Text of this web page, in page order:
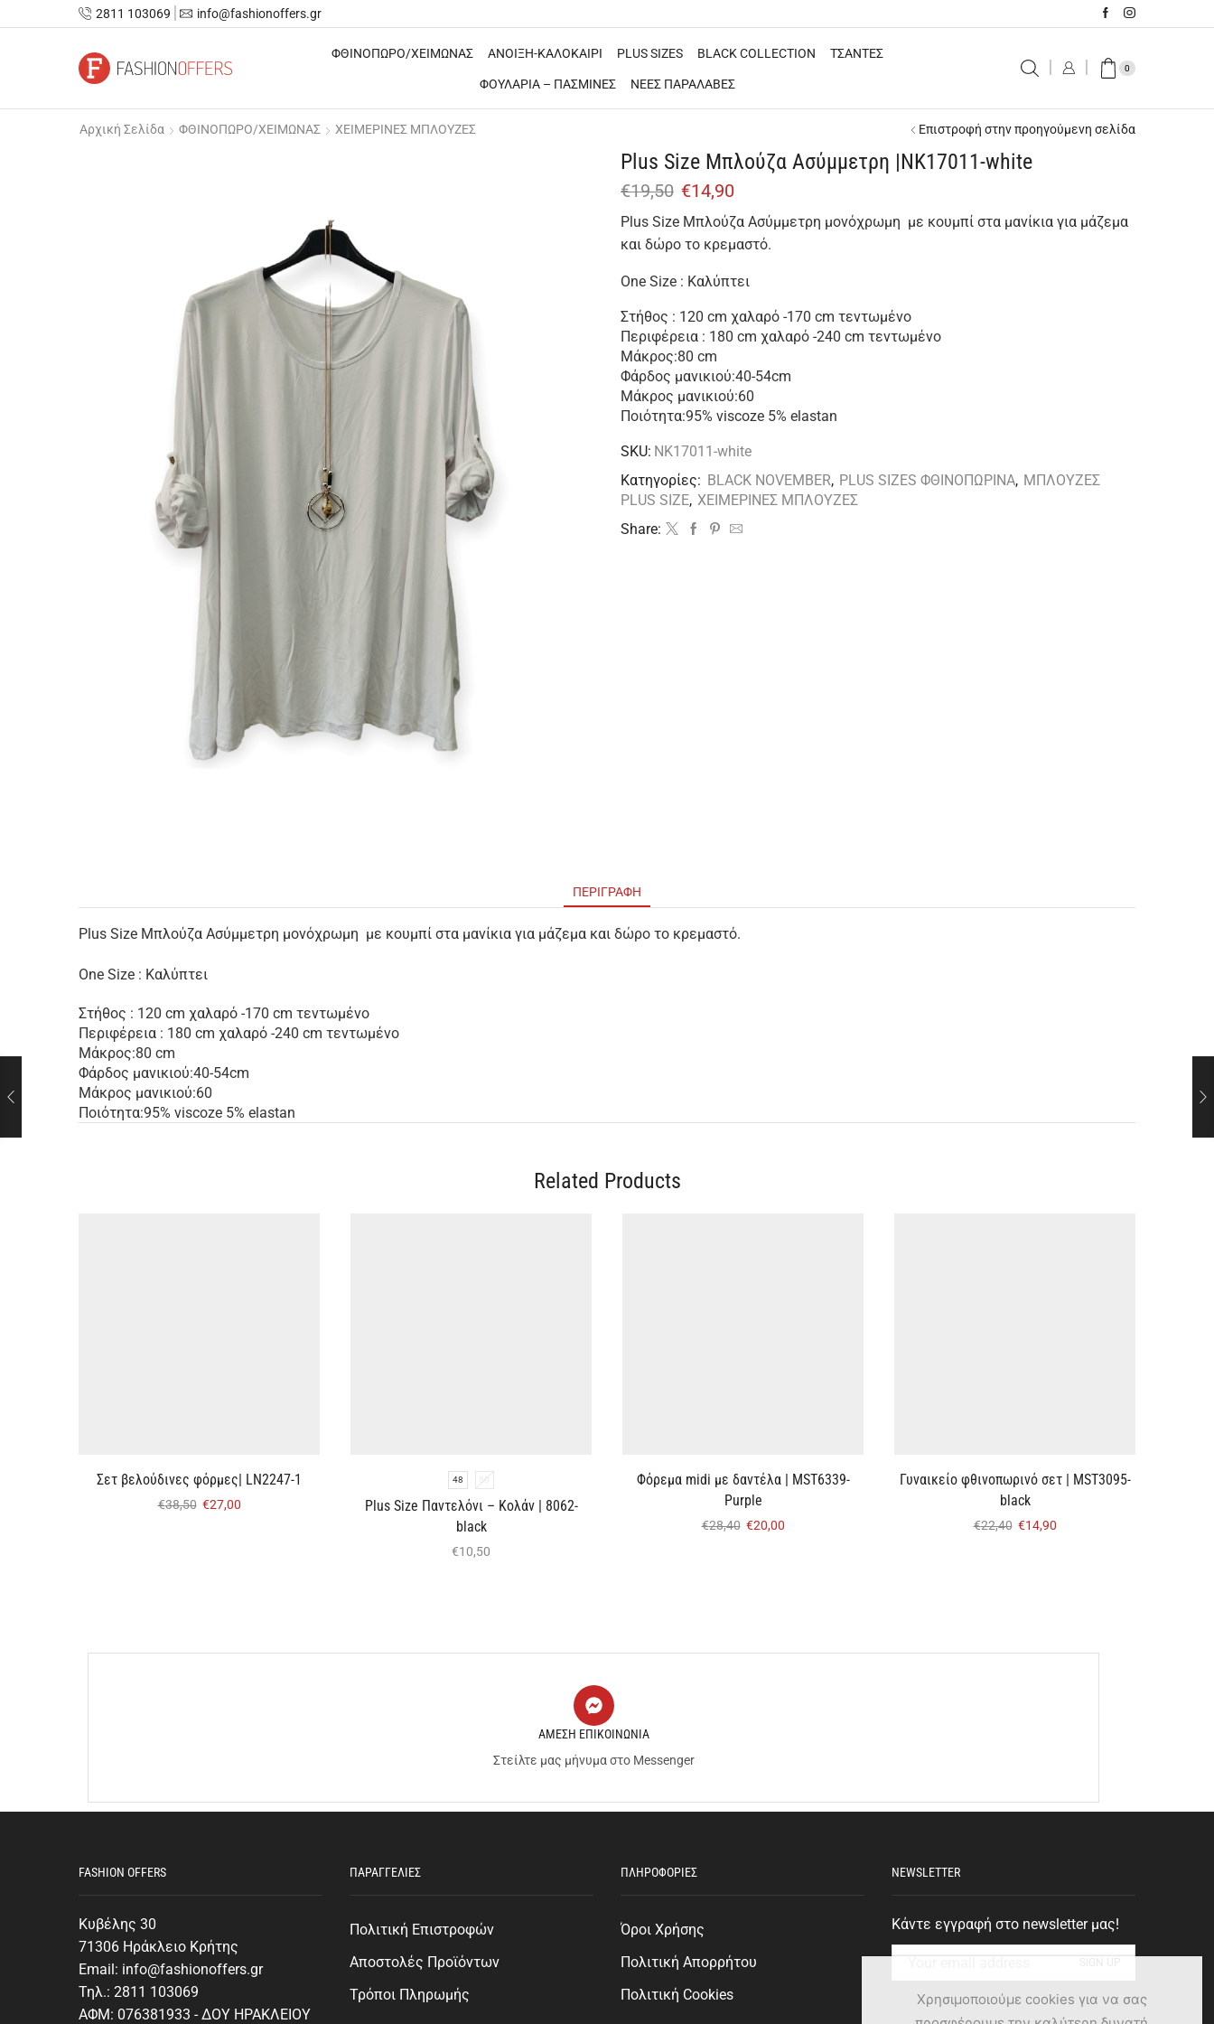
2811 103069 info@fashionoffers.gr
ΦΘΙΝΟΠΩΡΟ/ΧΕΙΜΩΝΑΣ ΑΝΟΙΞΗ-ΚΑΛΟΚΑΙΡΙ PLUS SIZES BLACK COLLECTION ΤΣΑΝΤΕΣ
ΦΟΥΛΑΡΙΑ – ΠΑΣΜΙΝΕΣ ΝΕΕΣ ΠΑΡΑΛΑΒΕΣ
0
Αρχική Σελίδα ΦΘΙΝΟΠΩΡΟ/ΧΕΙΜΩΝΑΣ ΧΕΙΜΕΡΙΝΕΣ ΜΠΛΟΥΖΕΣ Επιστροφή στην προηγούμενη σελίδα
Plus Size Μπλούζα Ασύμμετρη |NK17011-white
€19,50 €14,90
Plus Size Μπλούζα Ασύμμετρη μονόχρωμη με κουμπί στα μανίκια για μάζεμα
και δώρο το κρεμαστό.
One Size : Καλύπτει
Στήθος : 120 cm χαλαρό -170 cm τεντωμένο
Περιφέρεια : 180 cm χαλαρό -240 cm τεντωμένο
Μάκρος:80 cm
Φάρδος μανικιού:40-54cm
Μάκρος μανικιού:60
Ποιότητα:95% viscoze 5% elastan
SKU: NK17011-white
Κατηγορίες: BLACK NOVEMBER, PLUS SIZES ΦΘΙΝΟΠΩΡΙΝΑ, ΜΠΛΟΥΖΕΣ
PLUS SIZE, ΧΕΙΜΕΡΙΝΕΣ ΜΠΛΟΥΖΕΣ
Share:
ΠΕΡΙΓΡΑΦΉ
Plus Size Μπλούζα Ασύμμετρη μονόχρωμη με κουμπί στα μανίκια για μάζεμα και δώρο το κρεμαστό.
One Size : Καλύπτει
Στήθος : 120 cm χαλαρό -170 cm τεντωμένο
Περιφέρεια : 180 cm χαλαρό -240 cm τεντωμένο
Μάκρος:80 cm
Φάρδος μανικιού:40-54cm
Μάκρος μανικιού:60
Ποιότητα:95% viscoze 5% elastan
Related Products
Σετ βελούδινες φόρμες| LN2247-1
€38,50 €27,00
48 50
Plus Size Παντελόνι – Κολάν | 8062-
black
€10,50
Φόρεμα midi με δαντέλα | MST6339-
Purple
€28,40 €20,00
Γυναικείο φθινοπωρινό σετ | MST3095-
black
€22,40 €14,90
ΑΜΕΣΗ ΕΠΙΚΟΙΝΩΝΙΑ
Στείλτε μας μήνυμα στο Messenger
FASHION OFFERS
Κυβέλης 30
71306 Ηράκλειο Κρήτης
Email: info@fashionoffers.gr
Τηλ.: 2811 103069
ΑΦΜ: 076381933 - ΔΟΥ ΗΡΑΚΛΕΙΟΥ
ΠΑΡΑΓΓΕΛΙΕΣ
Πολιτική Επιστροφών
Αποστολές Προϊόντων
Τρόποι Πληρωμής
ΠΛΗΡΟΦΟΡΙΕΣ
Όροι Χρήσης
Πολιτική Απορρήτου
Πολιτική Cookies
NEWSLETTER
Κάντε εγγραφή στο newsletter μας!
Χρησιμοποιούμε cookies για να σας